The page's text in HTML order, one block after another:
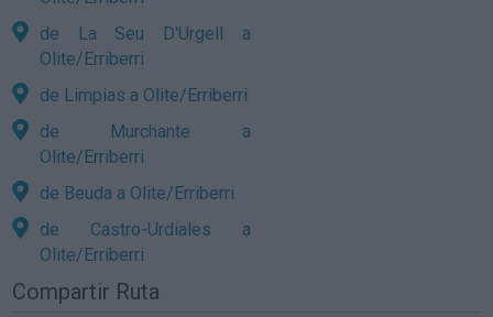
de La Seu D'Urgell a
Olite/Erriberri
de Limpias a Olite/Erriberri
de Murchante a
Olite/Erriberri
de Beuda a Olite/Erriberri
de Castro-Urdiales a
Olite/Erriberri
Compartir Ruta